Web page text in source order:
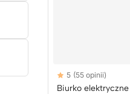
Reviews
5 out of 5 stars
5 (55 opinii)
Biurko